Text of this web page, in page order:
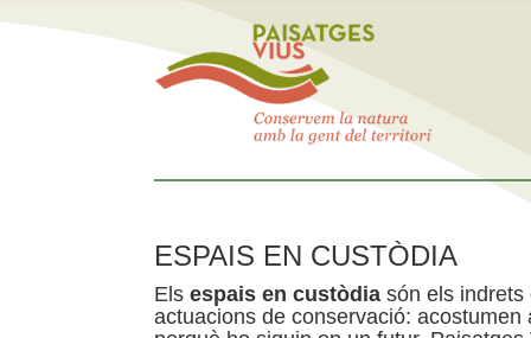
ESPAIS EN CUSTÒDIA
Els espais en custòdia són els indrets
actuacions de conservació: